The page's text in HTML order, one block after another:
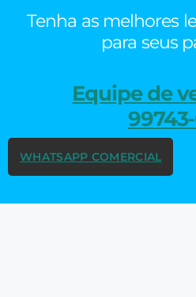
Tenha as melhores
para seus
Equipe de
99743-
WHATSAPP COMERCIAL